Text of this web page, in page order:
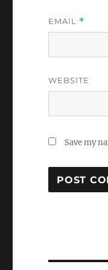
EMAIL *
WEBSITE
Save my